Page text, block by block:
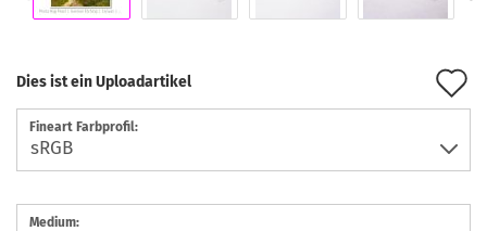
Dies ist ein Uploadartikel
Fineart Farbprofil:
Medium: